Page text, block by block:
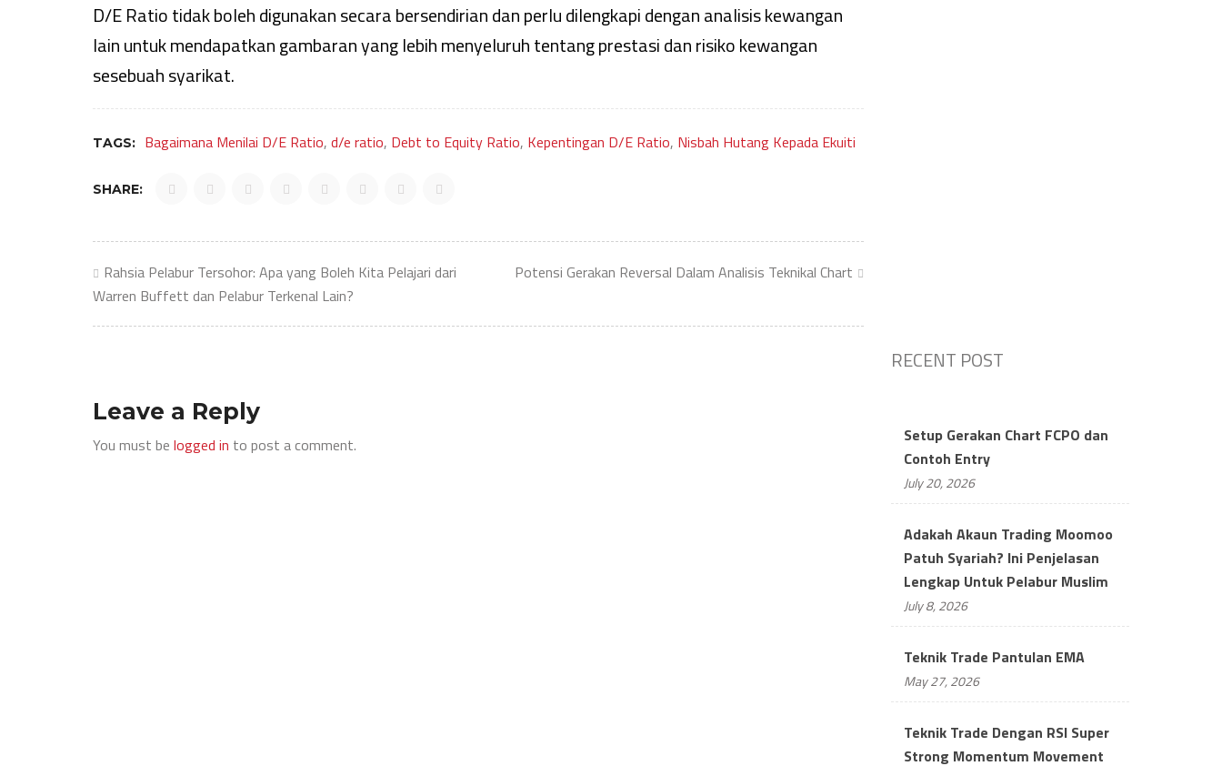
D/E Ratio tidak boleh digunakan secara bersendirian dan perlu dilengkapi dengan analisis kewangan
lain untuk mendapatkan gambaran yang lebih menyeluruh tentang prestasi dan risiko kewangan
sesebuah syarikat.
TAGS: Bagaimana Menilai D/E Ratio, d/e ratio, Debt to Equity Ratio, Kepentingan D/E Ratio, Nisbah Hutang Kepada Ekuiti
SHARE:
Post
navigation
Rahsia Pelabur Tersohor: Apa yang Boleh Kita Pelajari dari
Warren Buffett dan Pelabur Terkenal Lain?
Potensi Gerakan Reversal Dalam Analisis Teknikal Chart
Leave a Reply
You must be logged in to post a comment.
RECENT POST
Setup Gerakan Chart FCPO dan
Contoh Entry
July 20, 2026
Adakah Akaun Trading Moomoo
Patuh Syariah? Ini Penjelasan
Lengkap Untuk Pelabur Muslim
July 8, 2026
Teknik Trade Pantulan EMA
May 27, 2026
Teknik Trade Dengan RSI Super
Strong Momentum Movement